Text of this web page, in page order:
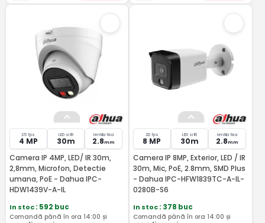
25 fps
4 MP
LED si IR
30m
lentila fixa
2.8mm
Camera IP 4MP, LED/ IR 30m,
2,8mm, Microfon, Detectie
umana, PoE - Dahua IPC-
HDW1439V-A-IL
In stoc: 592 buc
Comandă până în ora 14:00 și
20 fps
8 MP
LED si IR
30m
lentila fixa
2.8mm
Camera IP 8MP, Exterior, LED / IR
30m, Mic, PoE, 2.8mm, SMD Plus
- Dahua IPC-HFW1839TC-A-IL-
0280B-S6
In stoc: 378 buc
Comandă până în ora 14:00 și